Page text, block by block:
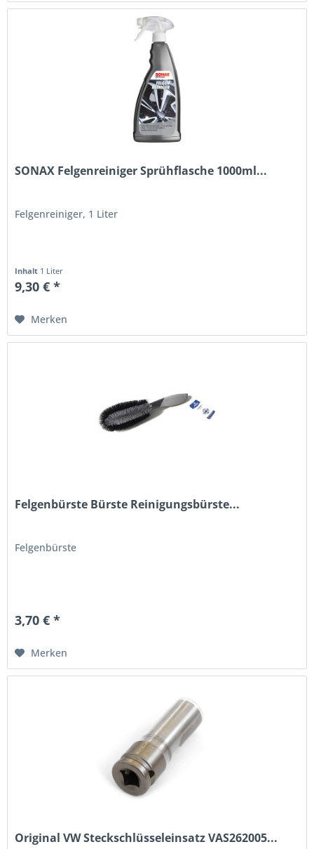
SONAX Felgenreiniger Sprühflasche 1000ml...
Felgenreiniger, 1 Liter
Inhalt 1 Liter
9,30 € *
Merken
Felgenbürste Bürste Reinigungsbürste...
Felgenbürste
3,70 € *
Merken
Original VW Steckschlüsseleinsatz VAS262005...